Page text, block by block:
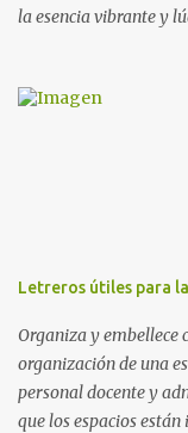
la esencia vibrante y
tipografía clásica y
juego. Contenido
la letra A hasta la M,
que define a toda la
in...
Letreros útiles para
Organiza y embellece
organización de una
personal docente y
que los espacios